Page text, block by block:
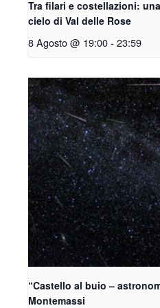
Tra filari e costellazioni:
cielo di Val delle Rose
8 Agosto @ 19:00- 23:59
“Castello al buio –
Montemassi